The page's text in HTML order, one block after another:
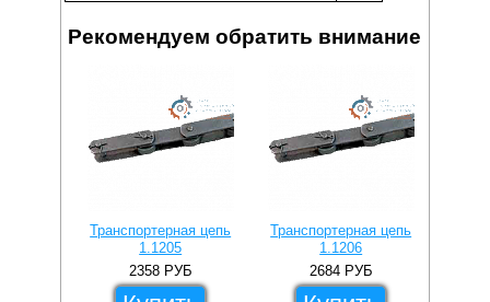
Рекомендуем обратить внимание
Транспортерная цепь
1.1205
2358 РУБ
Транспортерная цепь
1.1206
2684 РУБ